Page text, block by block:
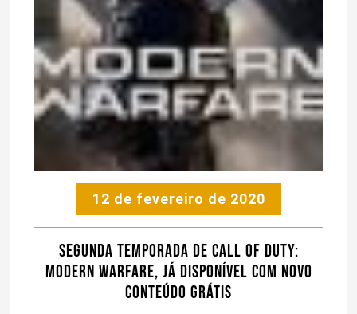
12 de fevereiro de 2020
Segunda temporada de Call of Duty:
Modern Warfare, já disponível com novo
conteúdo grátis